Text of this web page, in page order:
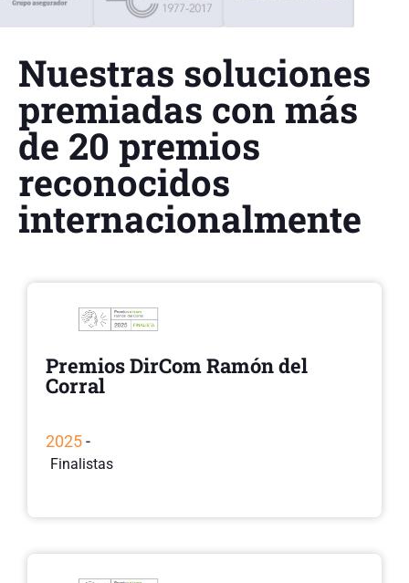
Nuestras soluciones
premiadas con más
de 20 premios
reconocidos
internacionalmente
Premios DirCom Ramón del
Corral
2025-
Finalistas